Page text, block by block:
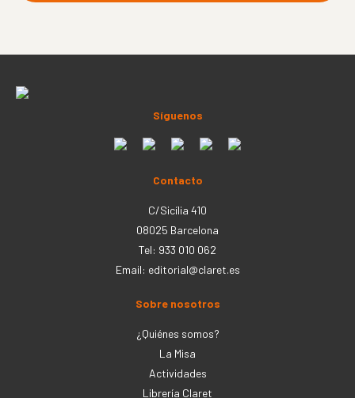
Síguenos
Contacto
C/Sicília 410
08025 Barcelona
Tel: 933 010 062
Email: editorial@claret.es
Sobre nosotros
¿Quiénes somos?
La Misa
Actividades
Librería Claret